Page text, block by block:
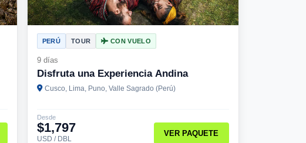
PERÚ TOUR CON VUELO
9 días
Disfruta una Experiencia Andina
Cusco, Lima, Puno, Valle Sagrado (Perú)
Desde
$1,797
USD / DBL
VER PAQUETE